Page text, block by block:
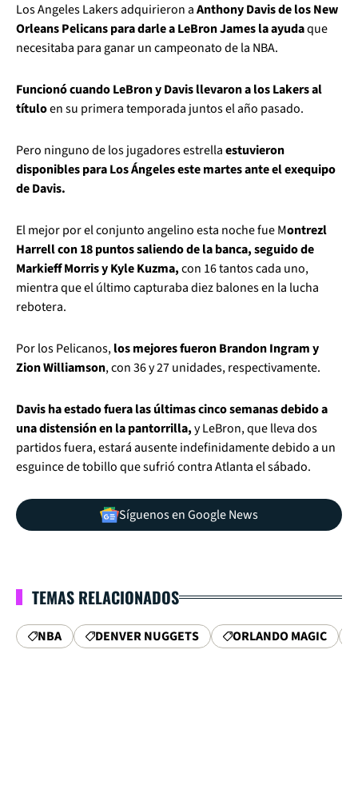
Los Angeles Lakers adquirieron aAnthony Davis de los New
Orleans Pelicans para darle a LeBron James la ayudaque
necesitaba para ganar un campeonato de la NBA.
Funcionó cuando LeBron y Davis llevaron a los Lakers al
títuloen su primera temporada juntos el año pasado.
Pero ninguno de los jugadores estrellaestuvieron
disponibles para Los Ángeles este martes ante el exequipo
de Davis.
El mejor por el conjunto angelino esta noche fue Montrezl
Harrell con 18 puntos saliendo de la banca, seguido de
Markieff Morris y Kyle Kuzma,con 16 tantos cada uno,
mientra que el último capturaba diez balones en la lucha
rebotera.
Por los Pelicanos,los mejores fueron Brandon Ingram y
Zion Williamson, con 36 y 27 unidades, respectivamente.
Davis ha estado fuera las últimas cinco semanas debido a
una distensión en la pantorrilla,y LeBron, que lleva dos
partidos fuera, estará ausente indefinidamente debido a un
esguince de tobillo que sufrió contra Atlanta el sábado.
Síguenos en Google News
TEMAS RELACIONADOS
NBA DENVER NUGGETS ORLANDO MAGIC